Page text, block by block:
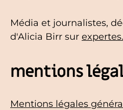
Média et journalistes,
d'Alicia Birr sur
mentions
Mentions légales